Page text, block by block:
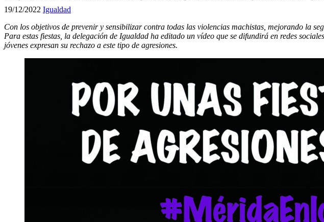
19/12/2022 Igualdad
Con los objetivos de prevenir y sensibilizar contra todas las violencias machistas, mejorando la
Para estas fiestas, la delegación de Igualdad ha editado un vídeo que se difundirá en redes
jóvenes expresan su rechazo a este tipo de agresiones.